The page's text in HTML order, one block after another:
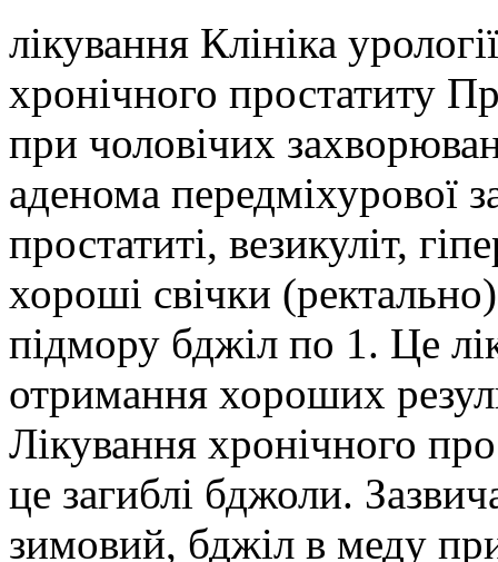
лікування Клініка
хронічного простатиту
при чоловічих
аденома передміхурової
простатиті, везикуліт,
хороші свічки
підмору бджіл по 1. Це
отримання хороших
Лікування хронічного
це загиблі бджоли.
зимовий, бджіл в меду